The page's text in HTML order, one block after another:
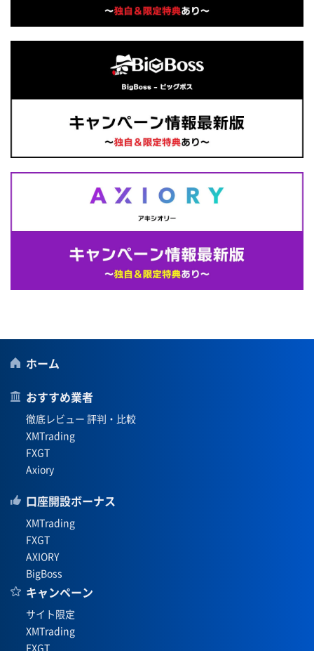
ホーム
おすすめ業者
徹底レビュー 評判・比較
XMTrading
FXGT
Axiory
口座開設ボーナス
XMTrading
FXGT
AXIORY
BigBoss
キャンペーン
サイト限定
XMTrading
FXGT